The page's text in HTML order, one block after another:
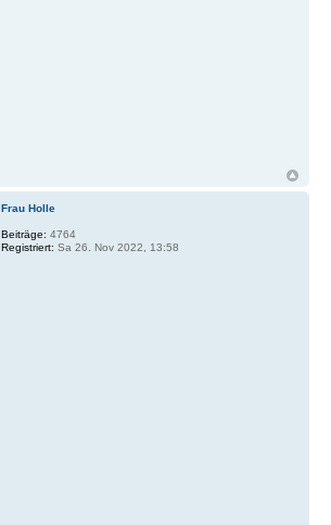
Frau Holle
Beiträge: 4764
Registriert: Sa 26. Nov 2022, 13:58